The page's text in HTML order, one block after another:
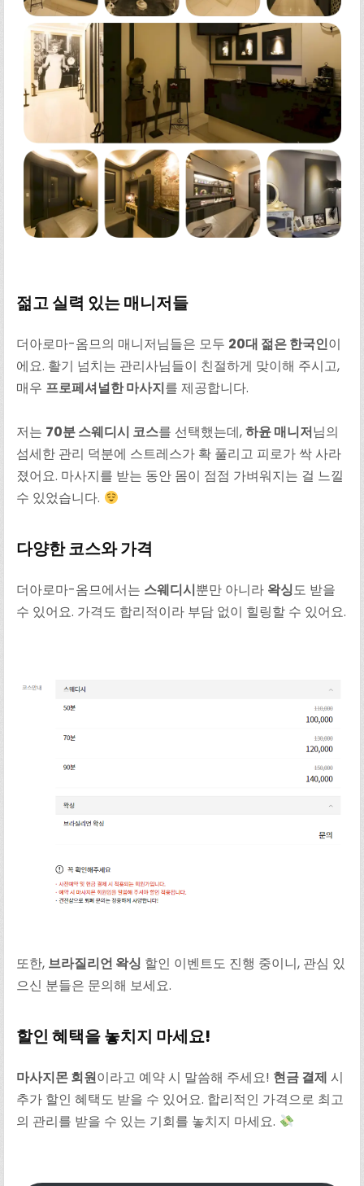
젊고 실력 있는 매니저들
더아로마-옴므의 매니저님들은 모두 20대 젊은 한국인이
에요. 활기 넘치는 관리사님들이 친절하게 맞이해 주시고,
매우 프로페셔널한 마사지를 제공합니다.
저는 70분 스웨디시 코스를 선택했는데,하윤 매니저님의
섬세한 관리 덕분에 스트레스가 확 풀리고 피로가 싹 사라
졌어요. 마사지를 받는 동안 몸이 점점 가벼워지는 걸 느낄
수 있었습니다.
다양한 코스와 가격
더아로마-옴므에서는 스웨디시뿐만 아니라 왁싱도 받을
수 있어요. 가격도 합리적이라 부담 없이 힐링할 수 있어요.
또한, 브라질리언 왁싱 할인 이벤트도 진행 중이니, 관심 있
으신 분들은 문의해 보세요.
할인 혜택을 놓치지 마세요!
마사지몬 회원이라고 예약 시 말씀해 주세요! 현금 결제 시
추가 할인 혜택도 받을 수 있어요. 합리적인 가격으로 최고
의 관리를 받을 수 있는 기회를 놓치지 마세요.